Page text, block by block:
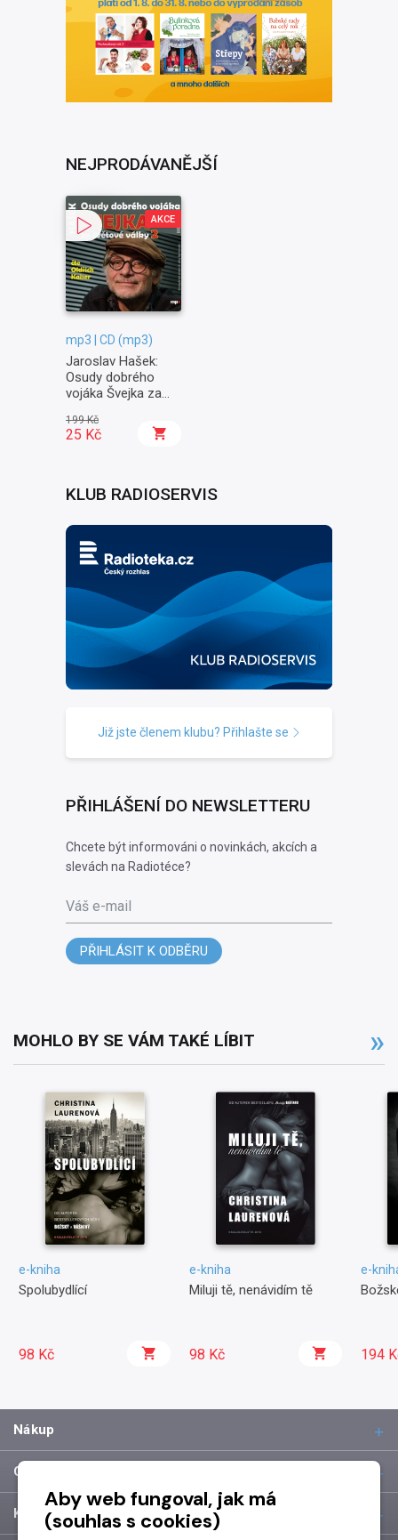
NEJPRODÁVANĚJŠÍ
AKCE
mp3 | CD (mp3)
Jaroslav Hašek:
Osudy dobrého
vojáka Švejka za
Na frontě
199 Kč
25 Kč
KLUB RADIOSERVIS
Již jste členem klubu? Přihlašte se
PŘIHLÁŠENÍ DO NEWSLETTERU
Chcete být informováni o novinkách, akcích a
slevách na Radiotéce?
Váš e-mail
PŘIHLÁSIT K ODBĚRU
MOHLO BY SE VÁM TAKÉ LÍBIT
e-kniha
Spolubydlící
98 Kč
e-kniha
Miluji tě, nenávidím tě
98 Kč
e-
194
Nákup
O společnosti
Kontakt
Aby web fungoval, jak má
(souhlas s cookies)